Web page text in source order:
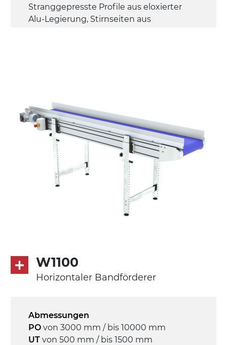
Stranggepresste Profile aus eloxierter
Alu-Legierung, Stirnseiten aus
Ständer
ausziehbare Elemente mit Scharnieren
aus druckgegossener Alu-Legierung,
Beine aus verzinktem Metallrohr,
Schwenkräder mit/ohne Bremse (2+2)
Förderfläche
PVC Oberfläche viereckig in Petrolgrün
Asynchronmotor für Mehrfachspannung
230/400Vac-50Hz-3Ph
Steuerung
W1100
Horizontaler Bandförderer
Abmessungen
PO von 3000 mm / bis 10000 mm
UT von 500 mm / bis 1500 mm